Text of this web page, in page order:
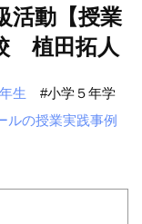
活動【授業
植田拓人
生
#小学５年学
ルの授業実践事例